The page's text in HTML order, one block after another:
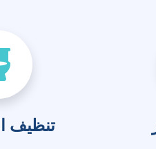
تنظيف